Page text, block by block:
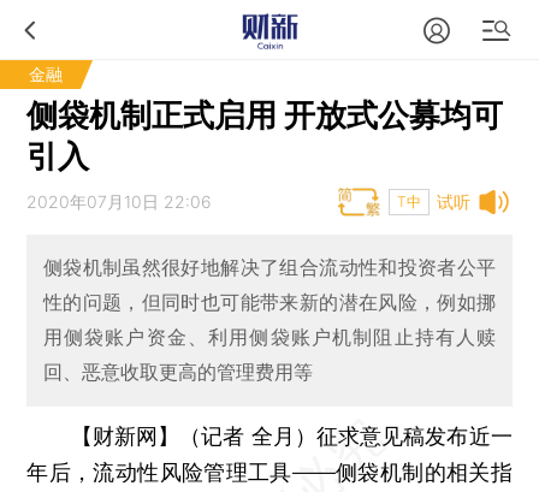
金融
侧袋机制正式启用 开放式公募均可
引入
试听
2020年07月10日 22:06 T中
侧袋机制虽然很好地解决了组合流动性和投资者公平
性的问题，但同时也可能带来新的潜在风险，例如挪
用侧袋账户资金、利用侧袋账户机制阻止持有人赎
回、恶意收取更高的管理费用等
【财新网】（记者 全月） 征求意见稿发布近一
年后，流动性风险管理工具——侧袋机制的相关指